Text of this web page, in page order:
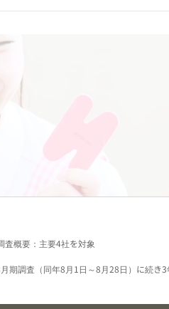
査概要：主要4社を対象
期調査（同年8月1日～8月28日）に続き3